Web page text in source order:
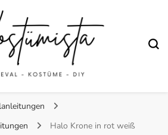
Halloween
DIY
für
Halo Krone in rot weiß